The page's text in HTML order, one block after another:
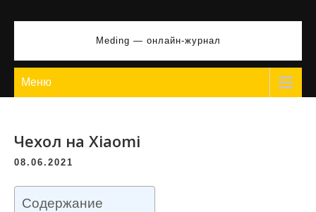
Meding — онлайн-журнал
Меню
Чехол на Xiaomi
08.06.2021
Содержание